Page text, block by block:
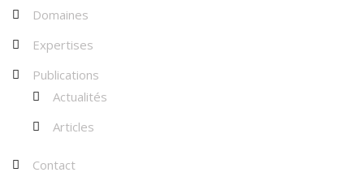
Domaines
Expertises
Publications
Actualités
Articles
Contact